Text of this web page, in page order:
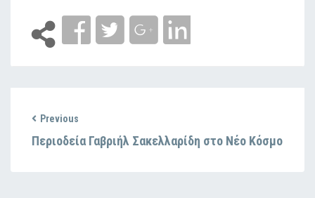
Previous
Περιοδεία Γαβριήλ Σακελλαρίδη στο Νέο Κόσμο